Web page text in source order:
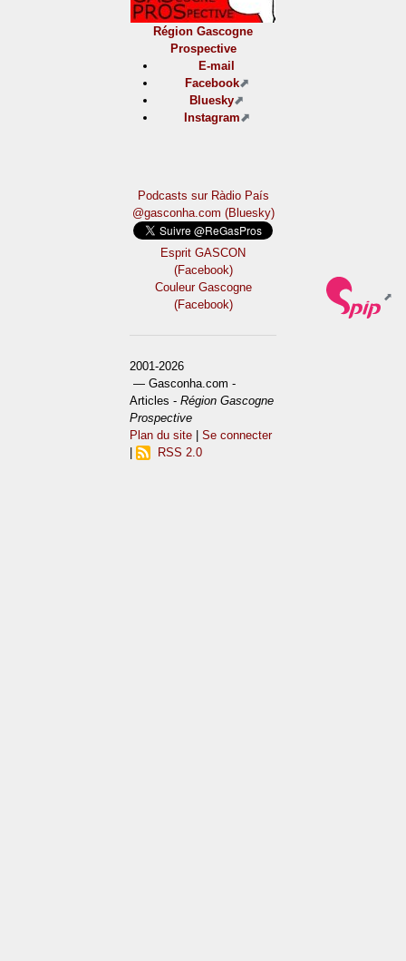
Région Gascogne
Prospective
E-mail
Facebook
Bluesky
Instagram
Podcasts sur Ràdio País
@gasconha.com (Bluesky)
Esprit GASCON
(Facebook)
Couleur Gascogne
(Facebook)
2001-2026
— Gasconha.com -
Articles -Région Gascogne
Prospective
Plan du site |Se connecter
RSS 2.0